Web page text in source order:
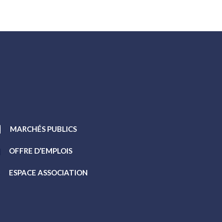
MARCHÉS PUBLICS
OFFRE D’EMPLOIS
ESPACE ASSOCIATION